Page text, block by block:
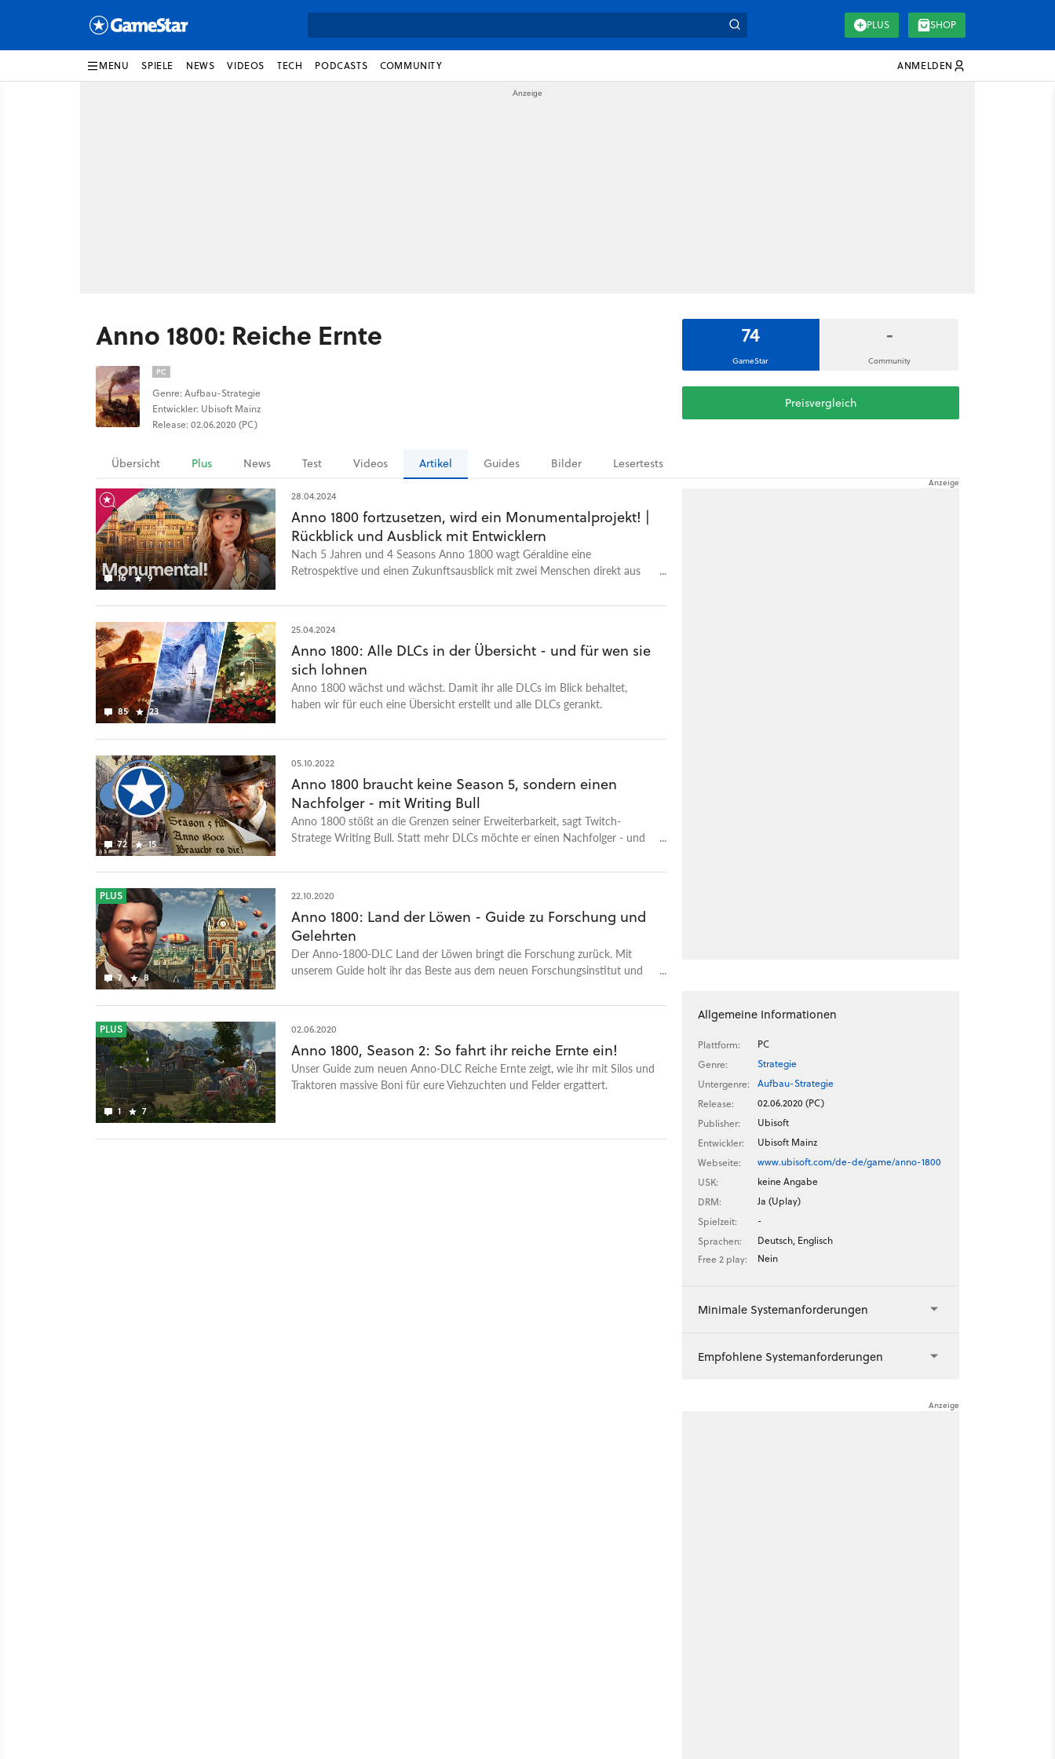
PLUS SHOP
MENU SPIELE NEWS VIDEOS TECH PODCASTS COMMUNITY ANMELDEN
Anno 1800: Reiche Ernte
PC
Genre: Aufbau-Strategie
Entwickler: Ubisoft Mainz
Release: 02.06.2020 (PC)
74
GameStar
-
Community
Preisvergleich
Übersicht Plus News Test Videos Artikel Guides Bilder Lesertests
16 9
28.04.2024
Anno 1800 fortzusetzen, wird ein Monumentalprojekt! |
Rückblick und Ausblick mit Entwicklern
Nach 5 Jahren und 4 Seasons Anno 1800 wagt Géraldine eine
Retrospektive und einen Zukunftsausblick mit zwei Menschen direkt aus
eine Einigung: Anno 1800 selbst ist der größte Konkurrent eines neuen
85 23
25.04.2024
Anno 1800: Alle DLCs in der Übersicht - und für wen sie
sich lohnen
Anno 1800 wächst und wächst. Damit ihr alle DLCs im Blick behaltet,
haben wir für euch eine Übersicht erstellt und alle DLCs gerankt.
72 15
05.10.2022
Anno 1800 braucht keine Season 5, sondern einen
Nachfolger - mit Writing Bull
Anno 1800 stößt an die Grenzen seiner Erweiterbarkeit, sagt Twitch-
Stratege Writing Bull. Statt mehr DLCs möchte er einen Nachfolger - und
7 8
PLUS 22.10.2020
Anno 1800: Land der Löwen - Guide zu Forschung und
Gelehrten
Der Anno-1800-DLC Land der Löwen bringt die Forschung zurück. Mit
unserem Guide holt ihr das Beste aus dem neuen Forschungsinstitut und
1 7
PLUS 02.06.2020
Anno 1800, Season 2: So fahrt ihr reiche Ernte ein!
Unser Guide zum neuen Anno-DLC Reiche Ernte zeigt, wie ihr mit Silos und
Traktoren massive Boni für eure Viehzuchten und Felder ergattert.
Allgemeine Informationen
Plattform:
PC
Genre:
Strategie
Untergenre:
Aufbau-Strategie
Release:
02.06.2020 (PC)
Publisher:
Ubisoft
Entwickler:
Ubisoft Mainz
Webseite:
www.ubisoft.com/de-de/game/anno-1800
USK:
keine Angabe
DRM:
Ja (Uplay)
Spielzeit:
-
Sprachen:
Deutsch, Englisch
Free 2 play:
Nein
Minimale Systemanforderungen
Empfohlene Systemanforderungen